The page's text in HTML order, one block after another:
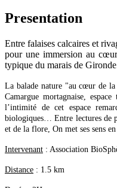
Presentation
Entre falaises calcaires et
pour une immersion au
typique du marais de
La balade nature "au cœur de
Camargue mortagnaise,
l’intimité de cet espace
biologiques… Entre lectures de
et de la flore, On met ses sens
Intervenant : Association
Distance : 1.5 km